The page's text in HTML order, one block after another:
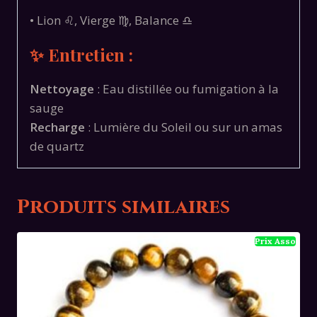
• Lion ♌, Vierge ♍, Balance ♎
✨ Entretien :
Nettoyage : Eau distillée ou fumigation à la
sauge
Recharge : Lumière du Soleil ou sur un amas
de quartz
Produits similaires